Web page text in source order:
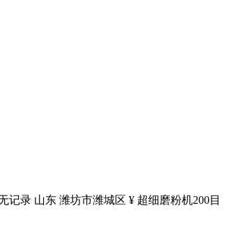
录 山东 潍坊市潍城区 ¥ 超细磨粉机200目